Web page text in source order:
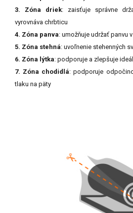
3. Zóna driek: zaisťuje správne
vyrovnáva chrbticu
4. Zóna panva: umožňuje udržať panvu
5. Zóna stehná: uvoľnenie stehenných
6. Zóna lýtka: podporuje a zlepšuje
7. Zóna chodidlá: podporuje
tlaku na päty